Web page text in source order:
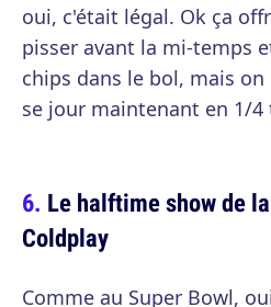
oui, c'était légal. Ok ça
pisser avant la mi-temps
chips dans le bol, mais
se jour maintenant en 1/4
Le halftime show de
Coldplay
Comme au Super Bowl,